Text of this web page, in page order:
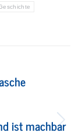
ist machbar